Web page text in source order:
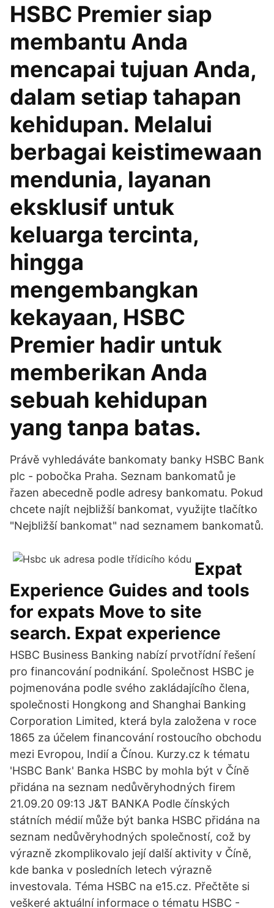
HSBC Premier siap
membantu Anda
mencapai tujuan Anda,
dalam setiap tahapan
kehidupan. Melalui
berbagai keistimewaan
mendunia, layanan
eksklusif untuk
keluarga tercinta,
hingga
mengembangkan
kekayaan, HSBC
Premier hadir untuk
memberikan Anda
sebuah kehidupan
yang tanpa batas.
Právě vyhledáváte bankomaty banky HSBC Bank
plc - pobočka Praha. Seznam bankomatů je
řazen abecedně podle adresy bankomatu. Pokud
chcete najít nejbližší bankomat, využijte tlačítko
"Nejbližší bankomat" nad seznamem bankomatů.
Expat
Experience Guides and tools
for expats Move to site
search. Expat experience
HSBC Business Banking nabízí prvotřídní řešení
pro financování podnikání. Společnost HSBC je
pojmenována podle svého zakládajícího člena,
společnosti Hongkong and Shanghai Banking
Corporation Limited, která byla založena v roce
1865 za účelem financování rostoucího obchodu
mezi Evropou, Indií a Čínou. Kurzy.cz k tématu
'HSBC Bank' Banka HSBC by mohla být v Číně
přidána na seznam nedůvěryhodných firem
21.09.20 09:13 J&T BANKA Podle čínských
státních médií může být banka HSBC přidána na
seznam nedůvěryhodných společností, což by
výrazně zkomplikovalo její další aktivity v Číně,
kde banka v posledních letech výrazně
investovala. Téma HSBC na e15.cz. Přečtěte si
veškeré aktuální informace o tématu HSBC -